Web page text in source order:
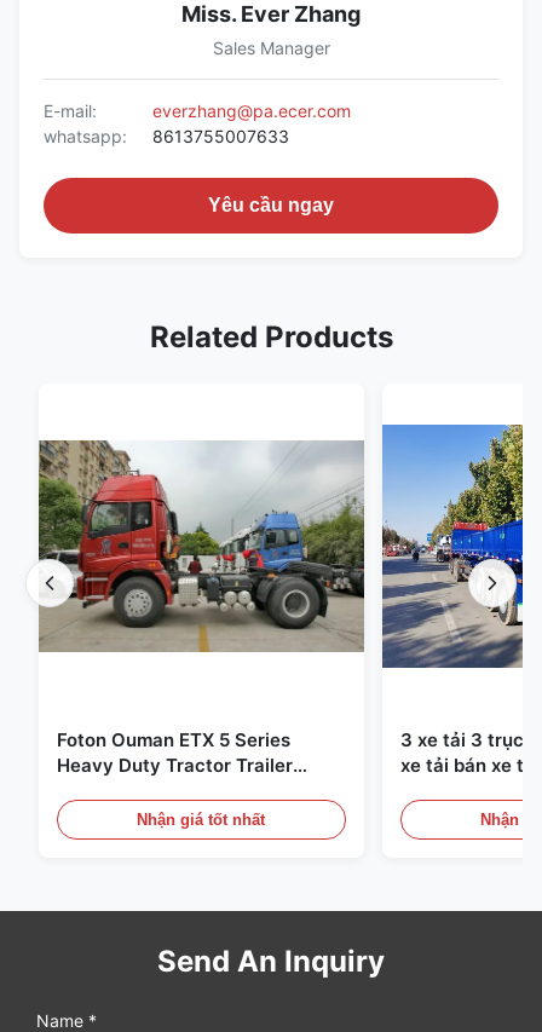
Miss. Ever Zhang
Sales Manager
E-mail:
everzhang@pa.ecer.com
whatsapp:
8613755007633
Yêu cầu ngay
Related Products
Foton Ouman ETX 5 Series
Heavy Duty Tractor Trailer
Nhận giá tốt nhất
3 xe tải 3 trục
xe tải bán xe
Nhận
Send An Inquiry
Name *